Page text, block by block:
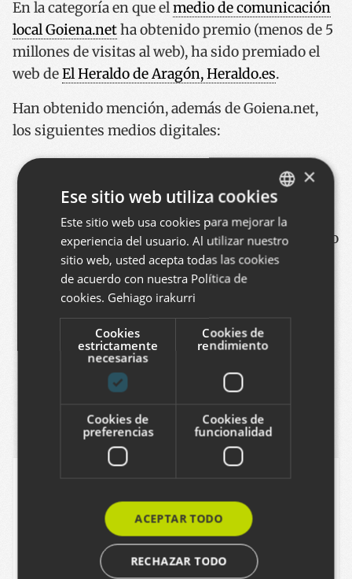
En la categoría en que elmedio de comunicación
local Goiena.netha obtenido premio (menos de 5
millones de visitas al web), ha sido premiado el
web deEl Heraldo de Aragón, Heraldo.es.
Han obtenido mención, además de Goiena.net,
los siguientes medios digitales:
infografía en un reportaje.
Los 40 principales, los40.compor la
integración de fotos en galerías y del video
en un reportaje concreto.
El País, ElPais.espor dos reportajes en
Puede que le interesen estos otros artículos
Tagzania comienza a generar imágenes libres
para Wikipedia
BASQUE
SPANISH
×
Ese sitio web utiliza cookies
Este sitio web usa cookies para mejorar la
experiencia del usuario. Al utilizar nuestro
sitio web, usted acepta todas las cookies
de acuerdo con nuestra Política de
cookies. Gehiago irakurri
Cookies
estrictamente
necesarias
Cookies de
rendimiento
Cookies de
preferencias
Cookies de
funcionalidad
ACEPTAR TODO
RECHAZAR TODO